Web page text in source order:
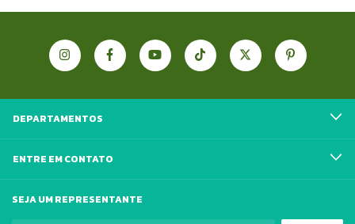
DEPARTAMENTOS
ENTRE EM CONTATO
SEJA UM REPRESENTANTE